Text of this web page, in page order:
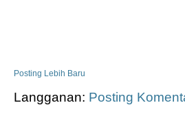
Posting Lebih Baru
Langganan: Posting